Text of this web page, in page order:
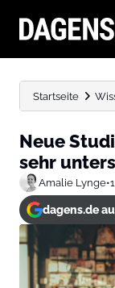
Startseite
Neue
sehr
Amalie Lynge•
dagens.de